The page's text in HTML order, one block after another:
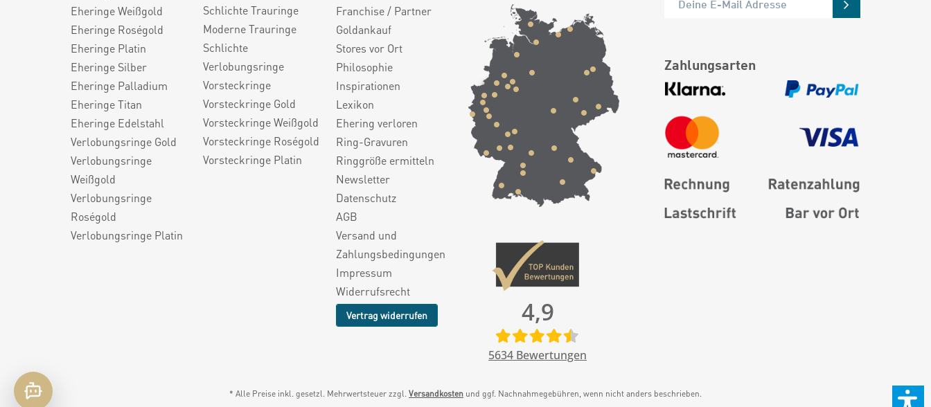
Eheringe Weißgold
Eheringe Roségold
Eheringe Platin
Eheringe Silber
Eheringe Palladium
Eheringe Titan
Eheringe Edelstahl
Verlobungsringe Gold
Verlobungsringe
Weißgold
Verlobungsringe
Roségold
Verlobungsringe Platin
Schlichte Trauringe
Moderne Trauringe
Schlichte
Verlobungsringe
Vorsteckringe
Vorsteckringe Gold
Vorsteckringe Weißgold
Vorsteckringe Roségold
Vorsteckringe Platin
Franchise / Partner
Goldankauf
Stores vor Ort
Philosophie
Inspirationen
Lexikon
Ehering verloren
Ring-Gravuren
Ringgröße ermitteln
Newsletter
Datenschutz
AGB
Versand und
Zahlungsbedingungen
Impressum
Widerrufsrecht
Vertrag widerrufen 4,9
5634 Bewertungen
Zahlungsarten
* Alle Preise inkl. gesetzl. Mehrwertsteuer zzgl. Versandkosten und ggf. Nachnahmegebühren, wenn nicht anders beschrieben.